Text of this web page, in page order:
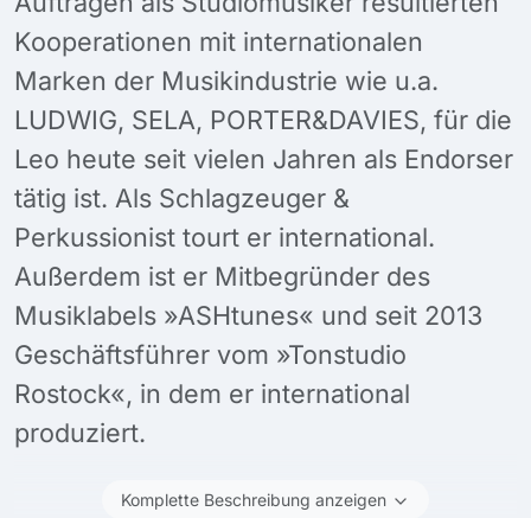
Kooperationen mit internationalen
Marken der Musikindustrie wie u.a.
LUDWIG, SELA, PORTER&DAVIES, für die
Leo heute seit vielen Jahren als Endorser
tätig ist. Als Schlagzeuger &
Perkussionist tourt er international.
Außerdem ist er Mitbegründer des
Musiklabels »ASHtunes« und seit 2013
Geschäftsführer vom »Tonstudio
Rostock«, in dem er international
produziert.
Komplette Beschreibung anzeigen